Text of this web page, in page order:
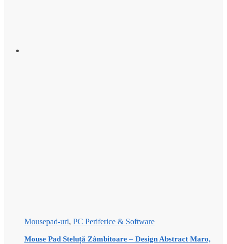
Mousepad-uri, PC Periferice & Software
Mouse Pad Steluță Zâmbitoare – Design Abstract Maro,